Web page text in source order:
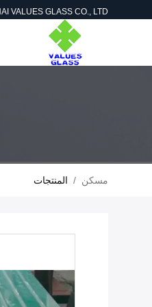
VALUES GLASS CO., LTD
مسكن / المنتجات